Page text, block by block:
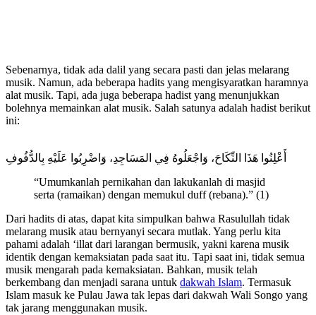
Sebenarnya, tidak ada dalil yang secara pasti dan jelas melarang
musik. Namun, ada beberapa hadits yang mengisyaratkan haramnya
alat musik. Tapi, ada juga beberapa hadist yang menunjukkan
bolehnya memainkan alat musik. Salah satunya adalah hadist berikut
ini:
أَعْلِنُوا هَذَا النِّكَاحَ، وَاجْعَلُوهُ فِي المَسَاجِدِ، وَاضْرِبُوا عَلَيْهِ بِالدُّفُوفِ
“Umumkanlah pernikahan dan lakukanlah di masjid
serta (ramaikan) dengan memukul duff (rebana).” (1)
Dari hadits di atas, dapat kita simpulkan bahwa Rasulullah tidak
melarang musik atau bernyanyi secara mutlak. Yang perlu kita
pahami adalah ‘illat dari larangan bermusik, yakni karena musik
identik dengan kemaksiatan pada saat itu. Tapi saat ini, tidak semua
musik mengarah pada kemaksiatan. Bahkan, musik telah
berkembang dan menjadi sarana untuk dakwah Islam. Termasuk
Islam masuk ke Pulau Jawa tak lepas dari dakwah Wali Songo yang
tak jarang menggunakan musik.